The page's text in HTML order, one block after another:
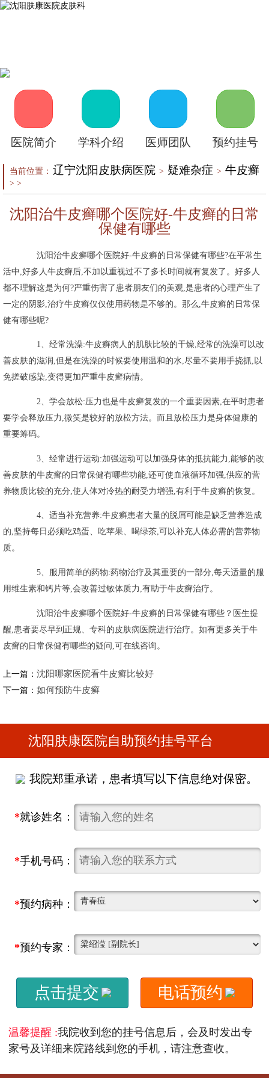
医院简介 学科介绍 医师团队 预约挂号
当前位置： 辽宁沈阳皮肤病医院 > 疑难杂症 > 牛皮癣
> >
沈阳治牛皮癣哪个医院好-牛皮癣的日常
保健有哪些
沈阳治牛皮癣哪个医院好-牛皮癣的日常保健有哪些?在平常生
活中,好多人牛皮癣后,不加以重视过不了多长时间就有复发了。好多人
都不理解这是为何?严重伤害了患者朋友们的美观,是患者的心理产生了
一定的阴影,治疗牛皮癣仅仅使用药物是不够的。那么,牛皮癣的日常保
健有哪些呢?
1、经常洗澡:牛皮癣病人的肌肤比较的干燥,经常的洗澡可以改
善皮肤的滋润,但是在洗澡的时候要使用温和的水,尽量不要用手挠抓,以
免搓破感染,变得更加严重牛皮癣病情。
2、学会放松:压力也是牛皮癣复发的一个重要因素,在平时患者
要学会释放压力,微笑是较好的放松方法。而且放松压力是身体健康的
重要筹码。
3、经常进行运动:加强运动可以加强身体的抵抗能力,能够的改
善皮肤的牛皮癣的日常保健有哪些功能,还可使血液循环加强,供应的营
养物质比较的充分,使人体对冷热的耐受力增强,有利于牛皮癣的恢复。
4、适当补充营养:牛皮癣患者大量的脱屑可能是缺乏营养造成
的,坚持每日必须吃鸡蛋、吃苹果、喝绿茶,可以补充人体必需的营养物
质。
5、服用简单的药物:药物治疗及其重要的一部分,每天适量的服
用维生素和钙片等,会改善过敏体质力,有助于牛皮癣治疗。
沈阳治牛皮癣哪个医院好-牛皮癣的日常保健有哪些？医生提
醒,患者要尽早到正规、专科的皮肤病医院进行治疗。如有更多关于牛
皮癣的日常保健有哪些的疑问,可在线咨询。
上一篇：沈阳哪家医院看牛皮癣比较好
下一篇：如何预防牛皮癣
沈阳肤康医院自助预约挂号平台
我院郑重承诺，患者填写以下信息绝对保密。
*就诊姓名：
*手机号码：
*预约病种：
*预约专家：
点击提交 电话预约
温馨提醒 :我院收到您的挂号信息后，会及时发出专
家号及详细来院路线到您的手机，请注意查收。